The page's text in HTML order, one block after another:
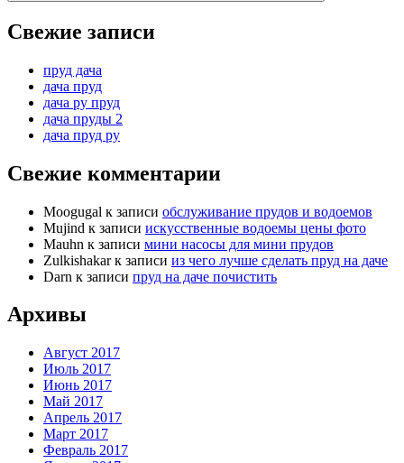
Свежие записи
пруд дача
дача пруд
дача ру пруд
дача пруды 2
дача пруд ру
Свежие комментарии
Moogugal к записи обслуживание прудов и водоемов
Mujind к записи искусственные водоемы цены фото
Mauhn к записи мини насосы для мини прудов
Zulkishakarк записи из чего лучше сделать пруд на даче
Darn к записи пруд на даче почистить
Архивы
Август 2017
Июль 2017
Июнь 2017
Май 2017
Апрель 2017
Март 2017
Февраль 2017